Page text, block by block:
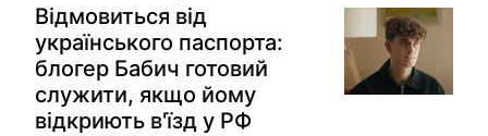
Відмовиться від
українського паспорта:
блогер Бабич готовий
служити, якщо йому
відкриють в'їзд у РФ